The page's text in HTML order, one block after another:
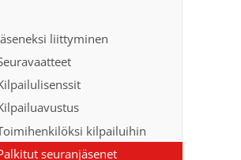
liittyminen
kilpailuihin
seuranjäsenet